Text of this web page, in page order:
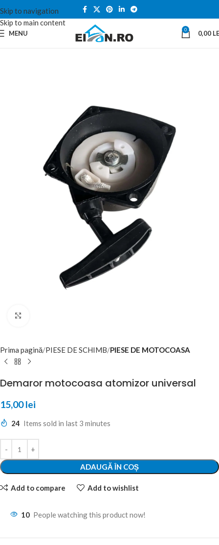
Skip to navigation
Skip to main content
MENU 0 0,00
Prima pagină PIESE DE SCHIMB PIESE DE MOTOCOASA
Demaror motocoasa atomizor universal
15,00lei
24 Items sold in last 3 minutes
ADAUGĂ ÎN COȘ
Add to compare Add to wishlist
10 People watching this product now!